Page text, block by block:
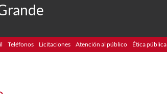
Teléfonos Licitaciones Atención al público Ética pública